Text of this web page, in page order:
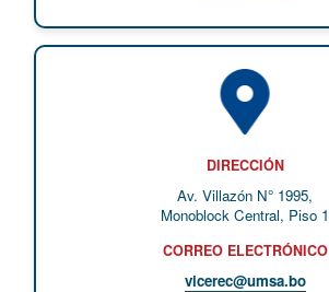
DIRECCIÓN
Av. Villazón N° 1995,
Monoblock Central, Piso 1
CORREO ELECTRÓNICO
vicerec@umsa.bo